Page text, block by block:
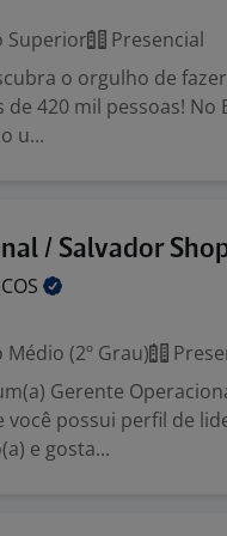
Superior
Presencial
o orgulho de
420 mil pessoas! No
u...
/ Salvador
Médio (2º Grau)
Gerente
você possui perfil de
e gosta...